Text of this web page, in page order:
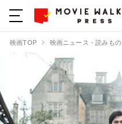
映画TOP 映画ニュース・読みもの